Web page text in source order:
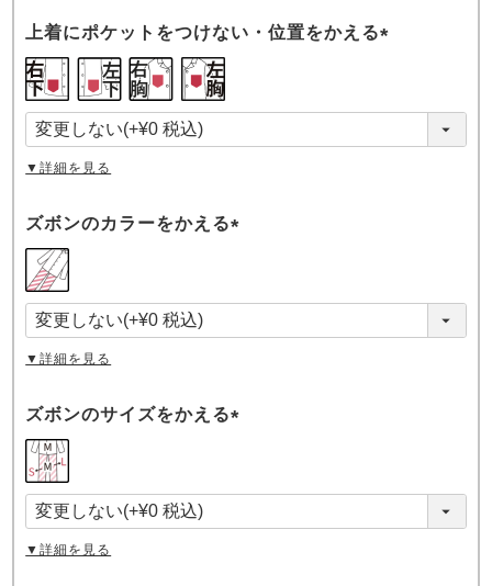
上着にポケットをつけない・位置をかえる
須
)
▼詳細を見る
ズボンのカラーをかえる
須
)
▼詳細を見る
ズボンのサイズをかえる
須
)
▼詳細を見る